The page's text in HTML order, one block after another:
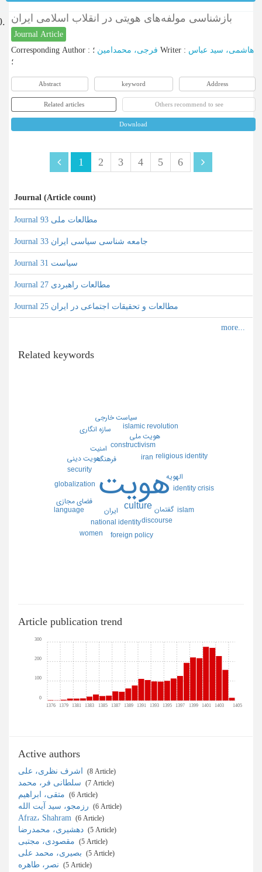
بازشناسی مولفه‌های هویتی در انقلاب اسلامی ایران
Journal Article
Corresponding Author : فرجی، محمدامین Writer : هاشمی، سید عباس
؛
Abstract keyword Address
Related articles Others recommend to see
Download
1 2 3 4 5 6
Journal (Article count)
Journal مطالعات ملی 93
Journal جامعه شناسی سیاسی ایران 33
Journal سیاست 31
Journal مطالعات راهبردی 27
Journal مطالعات و تحقیقات اجتماعی در ایران 25
Related keywords
هويت
culture
iran فرهنگ
constructivism
ايران
national identity
هويت ملي
الهويه
foreign policy
globalization
discourse
islamic revolution
religious identity
security
هويت ديني
فضاي مجازي
گفتمان
امنيت
سازه انگاري
سياست خارجي
identity crisis
islam
language
women
Article publication trend
1376 1379 1381 1383 1385 1387 1389 1391 1393 1395 1397 1399 1401 1403 1405
0
100
200
300
Active authors
‎ (8 Article)
‎ (7 Article)
‎ (6 Article)
‎ (6 Article)
Afraz، Shahram ‎ (6 Article)
‎ (5 Article)
‎ (5 Article)
‎ (5 Article)
‎ (5 Article)